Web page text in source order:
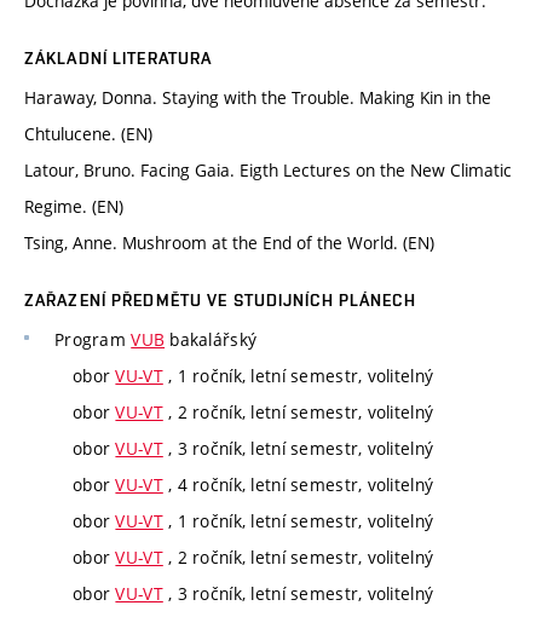
ZÁKLADNÍ LITERATURA
Haraway, Donna. Staying with the Trouble. Making Kin in the
Chtulucene. (EN)
Latour, Bruno. Facing Gaia. Eigth Lectures on the New Climatic
Regime. (EN)
Tsing, Anne. Mushroom at the End of the World. (EN)
ZAŘAZENÍ PŘEDMĚTU VE STUDIJNÍCH PLÁNECH
ProgramVUB bakalářský
oborVU-VT, 1 ročník, letní semestr, volitelný
oborVU-VT, 2 ročník, letní semestr, volitelný
oborVU-VT, 3 ročník, letní semestr, volitelný
oborVU-VT, 4 ročník, letní semestr, volitelný
oborVU-VT, 1 ročník, letní semestr, volitelný
oborVU-VT, 2 ročník, letní semestr, volitelný
oborVU-VT, 3 ročník, letní semestr, volitelný